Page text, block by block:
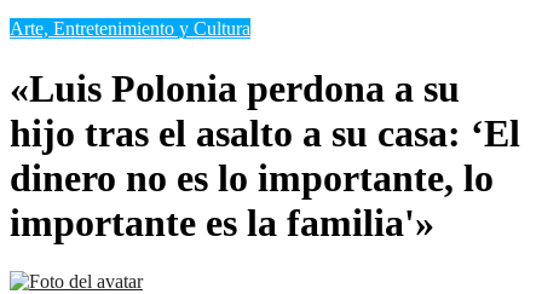
Arte, Entretenimiento y Cultura
«Luis Polonia perdona a su
hijo tras el asalto a su casa: ‘El
dinero no es lo importante, lo
importante es la familia'»